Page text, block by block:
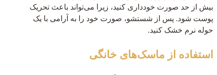
بیش از حد صورت خودداری کنید، زیرا می‌تواند باعث تحریک
پوست شود. پس از شستشو، صورت خود را به آرامی با یک
حوله نرم خشک کنید.
استفاده از ماسک‌های خانگی